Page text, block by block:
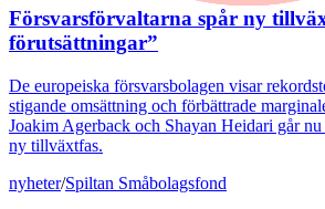
Försvarsförvaltarna spår ny
förutsättningar”
De europeiska försvarsbolagen visar
stigande omsättning och förbättrade
Joakim Agerback och Shayan Heidari går
ny tillväxtfas.
nyheter/Spiltan Småbolagsfond